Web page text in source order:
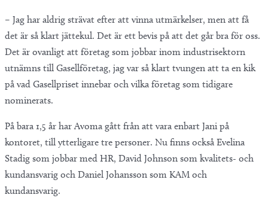
– Jag har aldrig strävat efter att vinna utmärkelser, men att få
det är så klart jättekul. Det är ett bevis på att det går bra för oss.
Det är ovanligt att företag som jobbar inom industrisektorn
utnämns till Gasellföretag, jag var så klart tvungen att ta en kik
på vad Gasellpriset innebar och vilka företag som tidigare
nominerats.
På bara 1,5 år har Avoma gått från att vara enbart Jani på
kontoret, till ytterligare tre personer. Nu finns också Evelina
Stadig som jobbar med HR, David Johnson som kvalitets- och
kundansvarig och Daniel Johansson som KAM och
kundansvarig.